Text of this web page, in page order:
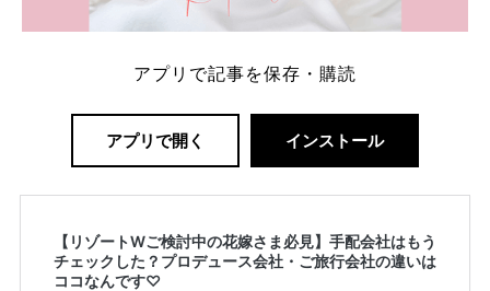
アプリで記事を保存・購読
アプリで開く インストール
【リゾートWご検討中の花嫁さま必見】手配会社はもう
チェックした？プロデュース会社・ご旅行会社の違いは
ココなんです♡